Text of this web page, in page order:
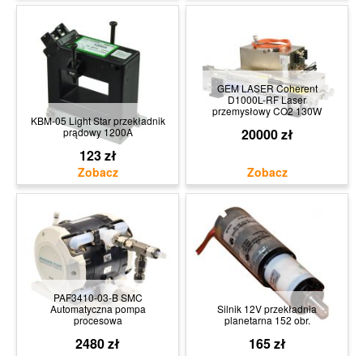
KBM-05 Light Star przekładnik
prądowy 1200A
123 zł
GEM LASER Coherent
D1000L-RF Laser
przemysłowy CO2 130W
20000 zł
PAF3410-03-B SMC
Automatyczna pompa
procesowa
2480 zł
Silnik 12V przekładnia
planetarna 152 obr.
165 zł